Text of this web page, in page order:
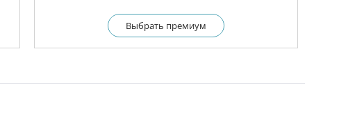
Выбрать премиум